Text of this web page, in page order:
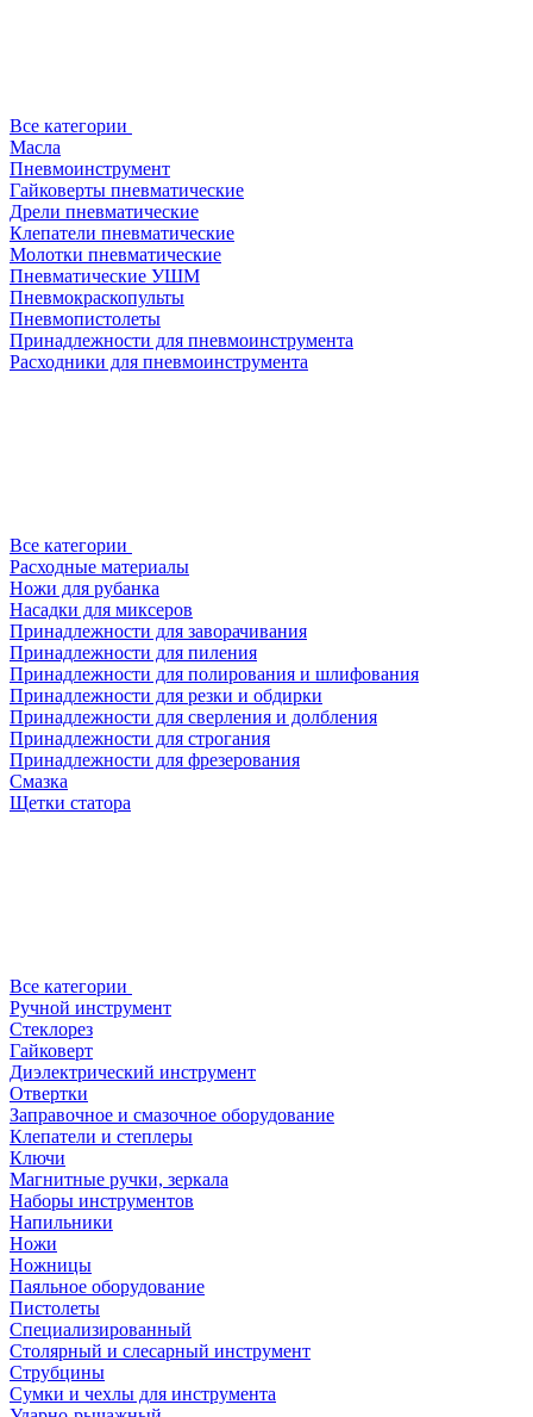
Все категории
Масла
Пневмоинструмент
Гайковерты пневматические
Дрели пневматические
Клепатели пневматические
Молотки пневматические
Пневматические УШМ
Пневмокраскопульты
Пневмопистолеты
Принадлежности для пневмоинструмента
Расходники для пневмоинструмента
Все категории
Расходные материалы
Ножи для рубанка
Насадки для миксеров
Принадлежности для заворачивания
Принадлежности для пиления
Принадлежности для полирования и шлифования
Принадлежности для резки и обдирки
Принадлежности для сверления и долбления
Принадлежности для строгания
Принадлежности для фрезерования
Смазка
Щетки статора
Все категории
Ручной инструмент
Стеклорез
Гайковерт
Диэлектрический инструмент
Отвертки
Заправочное и смазочное оборудование
Клепатели и степлеры
Ключи
Магнитные ручки, зеркала
Наборы инструментов
Напильники
Ножи
Ножницы
Паяльное оборудование
Пистолеты
Специализированный
Столярный и слесарный инструмент
Струбцины
Сумки и чехлы для инструмента